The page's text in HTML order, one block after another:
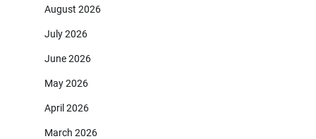
August 2026
July 2026
June 2026
May 2026
April 2026
March 2026